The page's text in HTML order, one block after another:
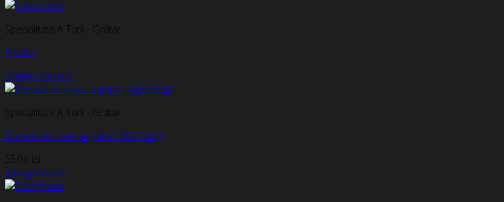
Specialitate A Turk - Grătar
Produs
Citește mai mult
Specialitate A Turk - Grătar
Doradă de mare la grătar (450-550g)
55,00 lei
Adaugă în coș